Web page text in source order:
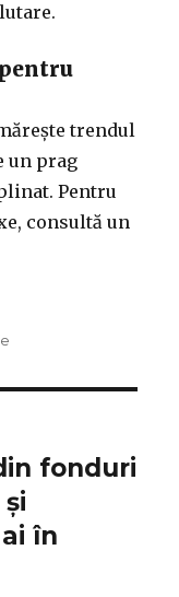
trendul
un prag
Pentru
consultă un
fonduri
în